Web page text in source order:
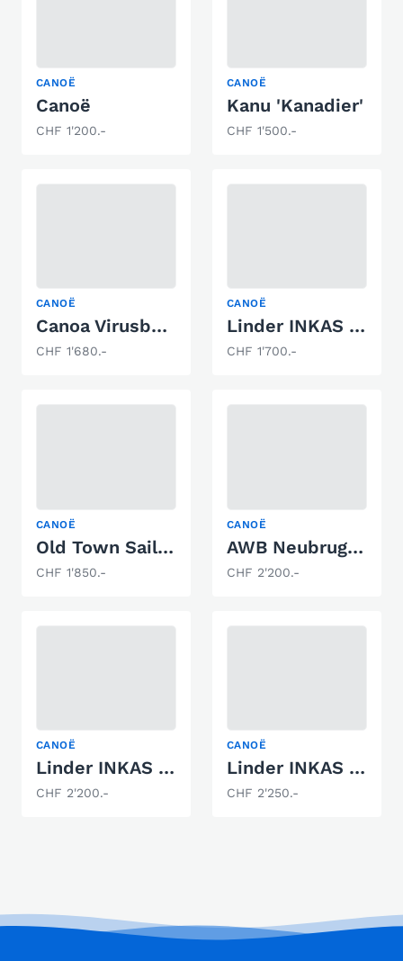
CANOË
Canoë
CHF 1'200.-
CANOË
Kanu 'Kanadier'
CHF 1'500.-
CANOË
Canoa Virusboats Yolette
CHF 1'680.-
CANOË
Linder INKAS 465 L "Leichtbau" (ALU)
CHF 1'700.-
CANOË
Old Town Sailor - shop Bootswerft Daniel Meier
CHF 1'850.-
CANOË
AWB Neubrugg Kanadier
CHF 2'200.-
CANOË
Linder INKAS 465 (ALU)
CHF 2'200.-
CANOË
Linder INKAS 495 (ALU)
CHF 2'250.-